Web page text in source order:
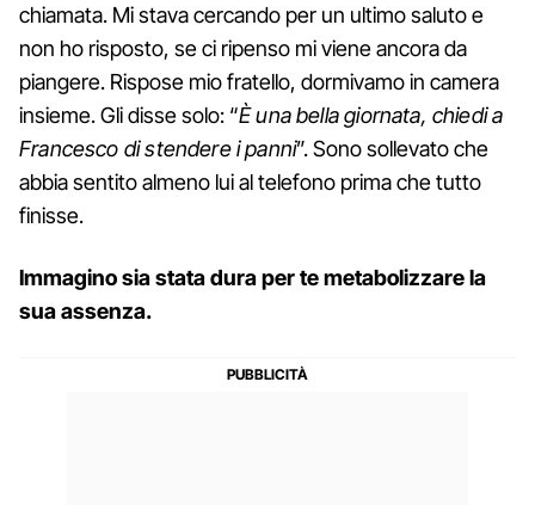
chiamata. Mi stava cercando per un ultimo saluto e
non ho risposto, se ci ripenso mi viene ancora da
piangere. Rispose mio fratello, dormivamo in camera
insieme. Gli disse solo: “È una bella giornata, chiedi a
Francesco di stendere i panni”. Sono sollevato che
abbia sentito almeno lui al telefono prima che tutto
finisse.
Immagino sia stata dura per te metabolizzare la
sua assenza.